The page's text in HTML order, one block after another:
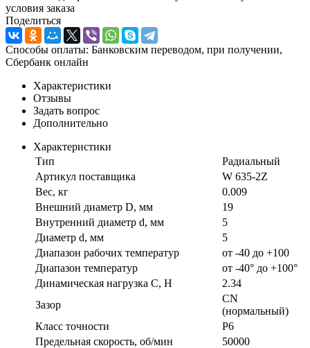
условия заказа
Поделиться
Способы оплаты: Банковским переводом, при получении,
Сбербанк онлайн
Характеристики
Отзывы
Задать вопрос
Дополнительно
Характеристики
Тип
Радиальный
Артикул поставщика
W 635-2Z
Вес, кг
0.009
Внешний диаметр D, мм
19
Внутренний диаметр d, мм
5
Диаметр d, мм
5
Диапазон рабочих температур
от -40 до +100
Диапазон температур
от -40° до +100°
Динамическая нагрузка C, Н
2.34
Зазор
CN
(нормальный)
Класс точности
P6
Предельная скорость, об/мин
50000